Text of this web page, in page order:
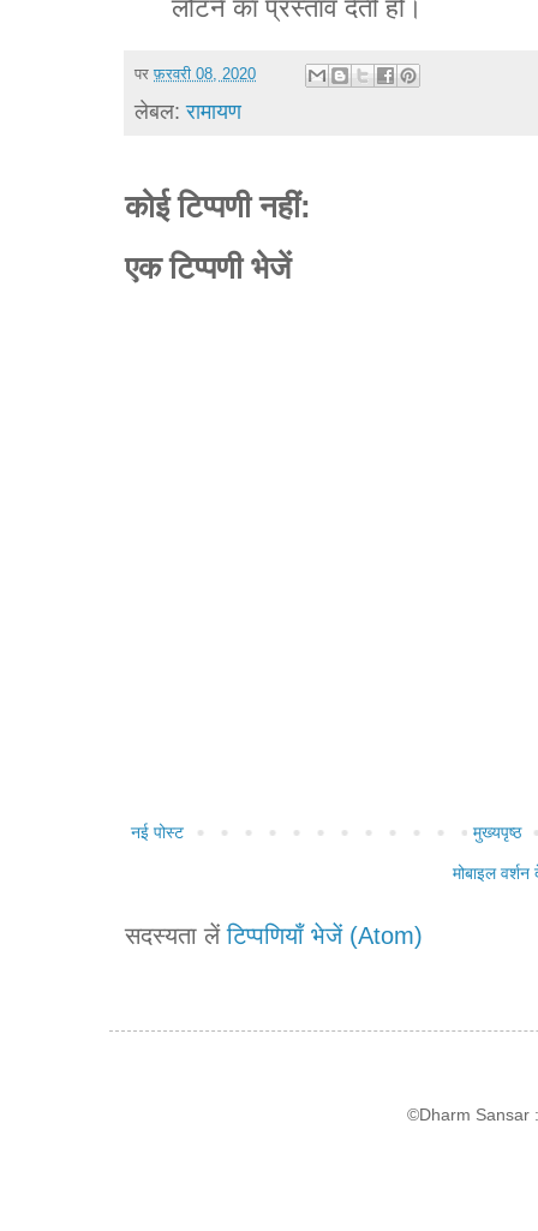
लौटने का प्रस्ताव देती हो।
परफ़रवरी 08, 2020
लेबल:रामायण
कोई टिप्पणी नहीं:
एक टिप्पणी भेजें
नई पोस्ट मुख्यपृष्ठ
मोबाइल
सदस्यता लेंटिप्पणियाँ भेजें (Atom)
©Dharm Sansar